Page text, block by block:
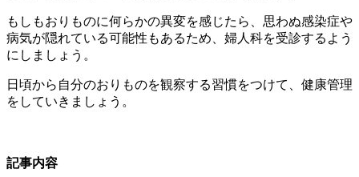
もしもおりものに何らかの異変を感じたら、思わぬ感染症や
病気が隠れている可能性もあるため、婦人科を受診するよう
にしましょう。
日頃から自分のおりものを観察する習慣をつけて、健康管理
をしていきましょう。
記事内容